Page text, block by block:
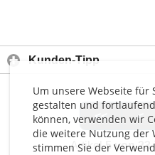
Um unsere Webseite für
gestalten und
können, verwenden wir
die weitere Nutzung der
stimmen Sie der
Kunden-Tipp
<< <
Artikel5 von 23